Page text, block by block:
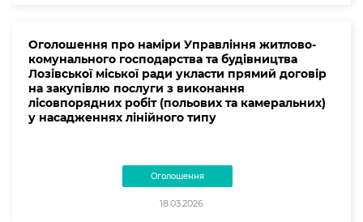
Оголошення про наміри Управління житлово-
комунального господарства та будівництва
Лозівської міської ради укласти прямий договір
на закупівлю послуги з виконання
лісовпорядних робіт (польових та камеральних)
у насадженнях лінійного типу
Оголошення
18.03.2026